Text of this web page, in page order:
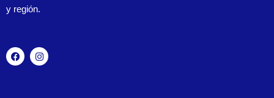
y región.